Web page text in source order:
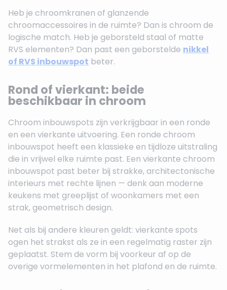
Heb je chroomkranen of glanzende
chroomaccessoires in de ruimte? Dan is chroom de
logische match. Heb je geborsteld staal of matte
RVS elementen? Dan past een geborstelde nikkel
of RVS inbouwspot beter.
Rond of vierkant: beide
beschikbaar in chroom
Chroom inbouwspots zijn verkrijgbaar in een ronde
en een vierkante uitvoering. Een ronde chroom
inbouwspot heeft een klassieke en tijdloze uitstraling
die in vrijwel elke ruimte past. Een vierkante chroom
inbouwspot past beter bij strakke, architectonische
interieurs met rechte lijnen — denk aan moderne
keukens met greeplijst of woonkamers met een
strak, geometrisch design.
Net als bij andere kleuren geldt: vierkante spots
ogen het strakst als ze in een regelmatig raster zijn
geplaatst. Stem de vorm bij voorkeur af op de
overige vormelementen in het plafond en de ruimte.